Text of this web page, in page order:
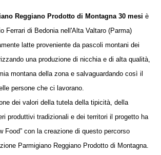
Reggiano Prodotto di Montagna 30 mesi è
Ferrari di Bedonia nell'Alta Valtaro (Parma)
latte proveniente da pascoli montani dei
una produzione di nicchia e di alta qualità,
montana della zona e salvaguardando così il
persone che ci lavorano.
dei valori della tutela della tipicità, della
produttivi tradizionali e dei territori il progetto ha
Food” con la creazione di questo percorso
Parmigiano Reggiano Prodotto di Montagna.